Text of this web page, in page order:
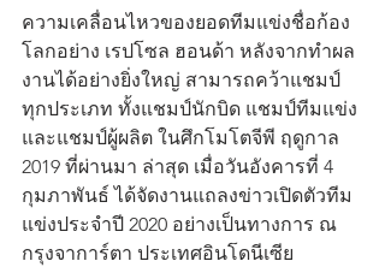
ความเคลื่อนไหวของยอดทีมแข่งชื่อก้อง
โลกอย่าง เรปโซล ฮอนด้า หลังจากทำผล
งานได้อย่างยิ่งใหญ่ สามารถคว้าแชมป์
ทุกประเภท ทั้งแชมป์นักบิด แชมป์ทีมแข่ง
และแชมป์ผู้ผลิต ในศึกโมโตจีพี ฤดูกาล
2019 ที่ผ่านมา ล่าสุด เมื่อวันอังคารที่ 4
กุมภาพันธ์ ได้จัดงานแถลงข่าวเปิดตัวทีม
แข่งประจำปี 2020 อย่างเป็นทางการ ณ
กรุงจาการ์ตา ประเทศอินโดนีเซีย